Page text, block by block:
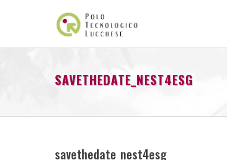
SAVETHEDATE_NEST4ESG
savethedate_nest4esg